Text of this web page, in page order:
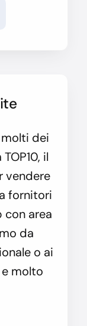
molti dei
il
vendere
fornitori
con area
da
o ai
molto